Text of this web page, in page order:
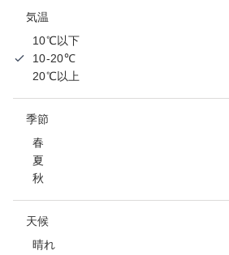
気温
10℃以下
10-20℃
20℃以上
季節
春
夏
秋
天候
晴れ